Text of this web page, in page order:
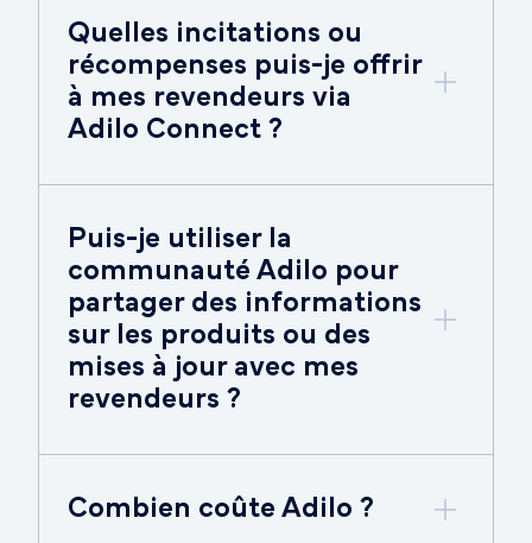
Quelles incitations ou
récompenses puis-je offrir
à mes revendeurs via
Adilo Connect ?
Puis-je utiliser la
communauté Adilo pour
partager des informations
sur les produits ou des
mises à jour avec mes
revendeurs ?
Combien coûte Adilo ?